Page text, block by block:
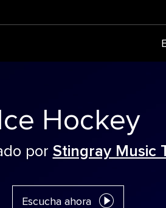
Ice Hockey
por Stingray Music
Escucha ahora